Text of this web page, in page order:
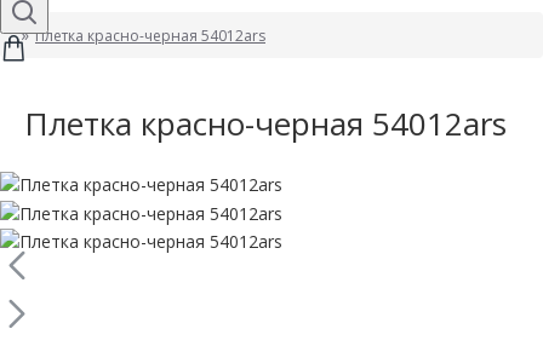
Плетка красно-черная 54012ars
Плетка красно-черная 54012ars